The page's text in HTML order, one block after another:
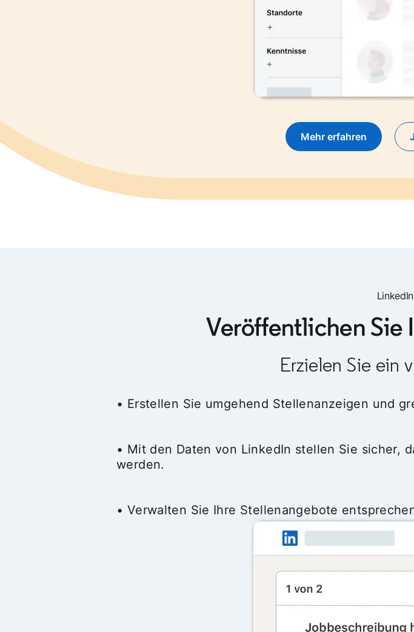
Mehr erfahren
Veröffentlichen Sie
Erzielen Sie ein
• Erstellen Sie umgehend Stellenanzeigen und
• Mit den Daten von LinkedIn stellen Sie sicher,
werden.
• Verwalten Sie Ihre Stellenangebote